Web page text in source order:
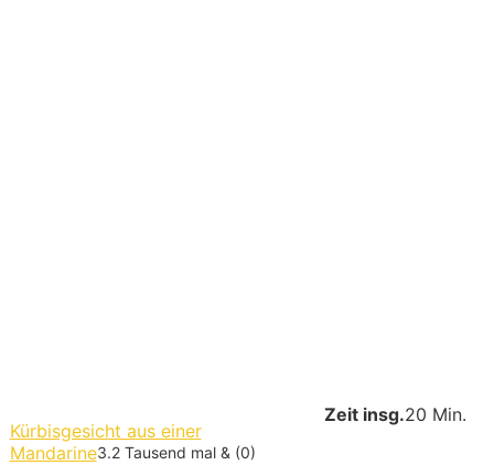
Zeit insg.20 Min.
Kürbisgesicht aus einer
Mandarine3.2 Tausend mal & (0)